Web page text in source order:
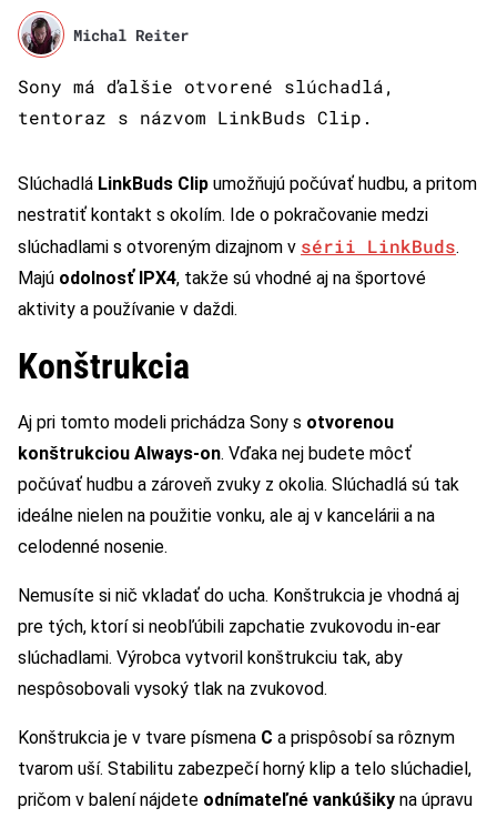
Michal Reiter
Sony má ďalšie otvorené slúchadlá,
tentoraz s názvom LinkBuds Clip.
Slúchadlá LinkBuds Clip umožňujú počúvať hudbu, a pritom
nestratiť kontakt s okolím. Ide o pokračovanie medzi
slúchadlami s otvoreným dizajnom v sérii LinkBuds.
Majú odolnosť IPX4, takže sú vhodné aj na športové
aktivity a používanie v daždi.
Konštrukcia
Aj pri tomto modeli prichádza Sony s otvorenou
konštrukciou Always-on. Vďaka nej budete môcť
počúvať hudbu a zároveň zvuky z okolia. Slúchadlá sú tak
ideálne nielen na použitie vonku, ale aj v kancelárii a na
celodenné nosenie.
Nemusíte si nič vkladať do ucha. Konštrukcia je vhodná aj
pre tých, ktorí si neobľúbili zapchatie zvukovodu in-ear
slúchadlami. Výrobca vytvoril konštrukciu tak, aby
nespôsobovali vysoký tlak na zvukovod.
Konštrukcia je v tvare písmena C a prispôsobí sa rôznym
tvarom uší. Stabilitu zabezpečí horný klip a telo slúchadiel,
pričom v balení nájdete odnímateľné vankúšiky na úpravu